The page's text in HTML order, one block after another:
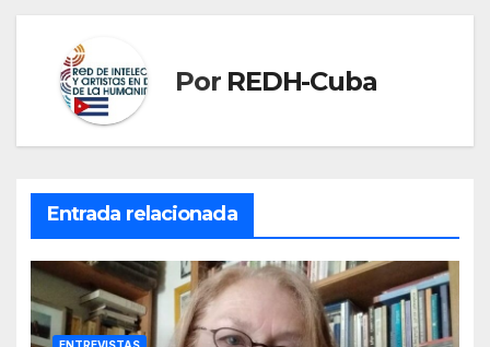
Por REDH-Cuba
Entrada relacionada
ENTREVISTAS